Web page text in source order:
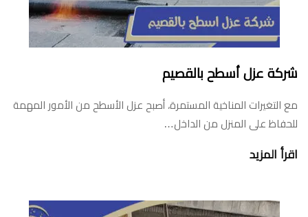
شركة عزل أسطح بالقصيم
مع التغيرات المناخية المستمرة، أصبح عزل الأسطح من الأمور المهمة
للحفاظ على المنزل من الداخل…
اقرأ المزيد